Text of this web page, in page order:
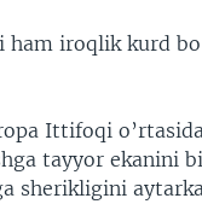
ham iroqlik kurd
Ittifoqi
tayyor ekanini
sherikligini